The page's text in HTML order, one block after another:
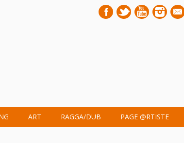
mail
ART RAGGA/DUB PAGE @RTISTE